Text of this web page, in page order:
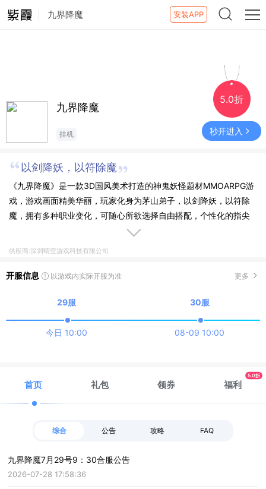
九界降魔 安装APP
九界降魔
挂机
5.0折
秒开进入
以剑降妖，以符除魔
《九界降魔》是一款3D国风美术打造的神鬼妖怪题材MMOARPG游
戏，游戏画面精美华丽，玩家化身为茅山弟子，以剑降妖，以符除
魔，拥有多种职业变化，可随心所欲选择自由搭配，个性化的指尖
技能和请神大招任你自由释放。多样化的战斗体验，丰富的活动玩
供应商:深圳晴空游戏科技有限公司
开服信息 以游戏内实际开服为准 更多
29服
今日 10:00
30服
08-09 10:00
首页 礼包 领券 福利
5.0折
综合 公告 攻略 FAQ
九界降魔7月29号9：30合服公告
2026-07-28 17:58:36